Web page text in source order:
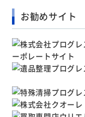
お勧めサイト